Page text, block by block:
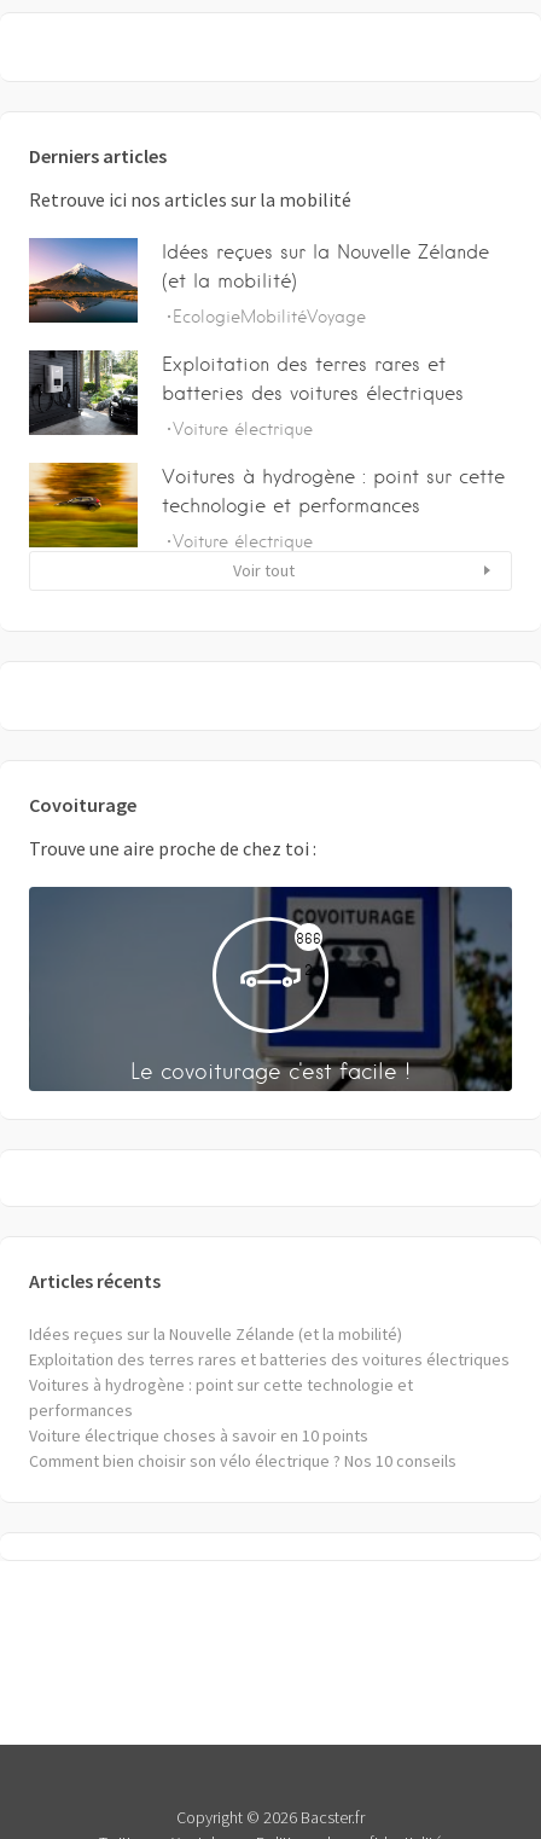
Derniers articles
Retrouve ici nos articles sur la mobilité
Idées reçues sur la Nouvelle Zélande
(et la mobilité)
EcologieMobilitéVoyage
Exploitation des terres rares et
batteries des voitures électriques
Voiture électrique
Voitures à hydrogène : point sur cette
technologie et performances
Voiture électrique
Voir tout
Covoiturage
Trouve une aire proche de chez toi :
866
2
Le covoiturage c'est facile !
Articles récents
Idées reçues sur la Nouvelle Zélande (et la mobilité)
Exploitation des terres rares et batteries des voitures électriques
Voitures à hydrogène : point sur cette technologie et
performances
Voiture électrique choses à savoir en 10 points
Comment bien choisir son vélo électrique ? Nos 10 conseils
Copyright © 2026 Bacster.fr